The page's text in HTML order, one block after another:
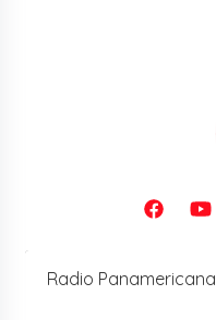
Radio Panamericana